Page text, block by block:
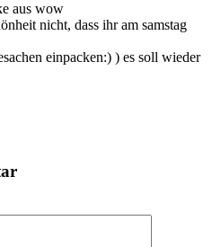
aus wow
nicht, dass ihr am samstag
einpacken:) ) es soll wieder